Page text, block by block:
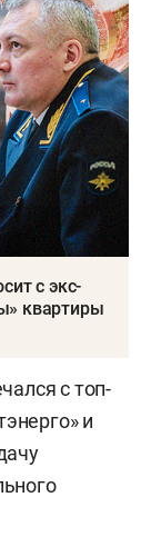
с экс-
квартиры
с топ-
и